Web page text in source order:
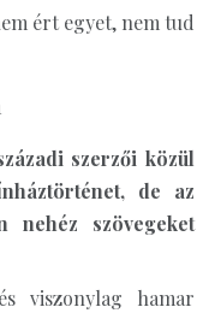
ért egyet, nem tud
szerzői közül
de az
nehéz szövegeket
viszonylag hamar